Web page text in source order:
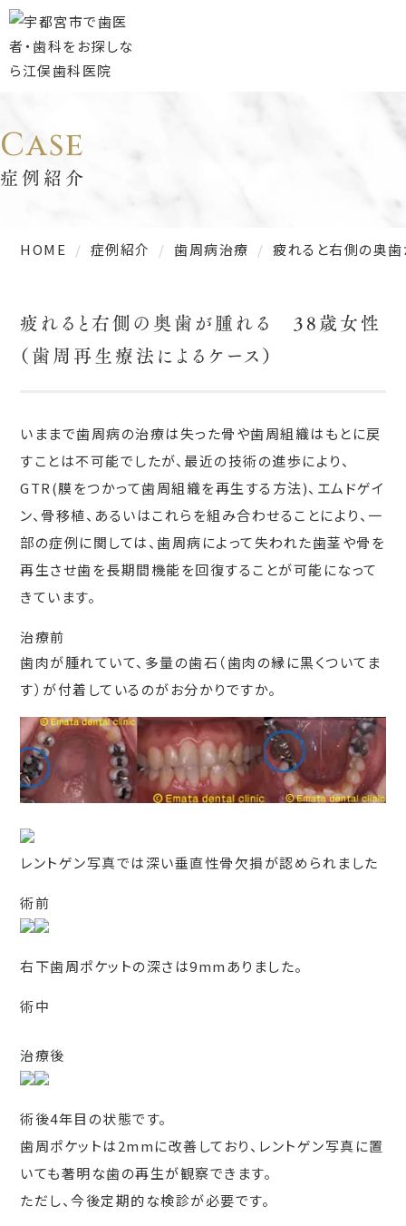
Case
症例紹介
HOME 症例紹介 歯周病治療 疲れると右側の奥
疲れると右側の奥歯が腫れる 38歳女性
（歯周再生療法によるケース）
いままで歯周病の治療は失った骨や歯周組織はもとに戻
すことは不可能でしたが、最近の技術の進歩により、
GTR(膜をつかって歯周組織を再生する方法)、エムドゲイ
ン、骨移植、あるいはこれらを組み合わせることにより、一
部の症例に関しては、歯周病によって失われた歯茎や骨を
再生させ歯を長期間機能を回復することが可能になって
きています。
治療前
歯肉が腫れていて、多量の歯石（歯肉の縁に黒くついてま
す）が付着しているのがお分かりですか。
レントゲン写真では深い垂直性骨欠損が認められました
術前
右下歯周ポケットの深さは9mmありました。
術中
治療後
術後4年目の状態です。
歯周ポケットは2mmに改善しており、レントゲン写真に置
いても著明な歯の再生が観察できます。
ただし、今後定期的な検診が必要です。